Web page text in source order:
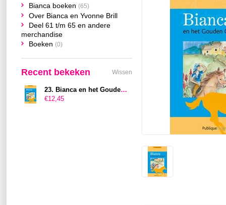
Bianca boeken (65)
Over Bianca en Yvonne Brill
Deel 61 t/m 65 en andere
merchandise
Boeken (0)
Recent bekeken Wissen
23. Bianca en het Gouden Godenpaard
€12,45